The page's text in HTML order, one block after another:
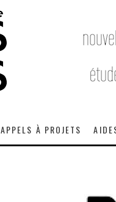
APPELS À PROJETS